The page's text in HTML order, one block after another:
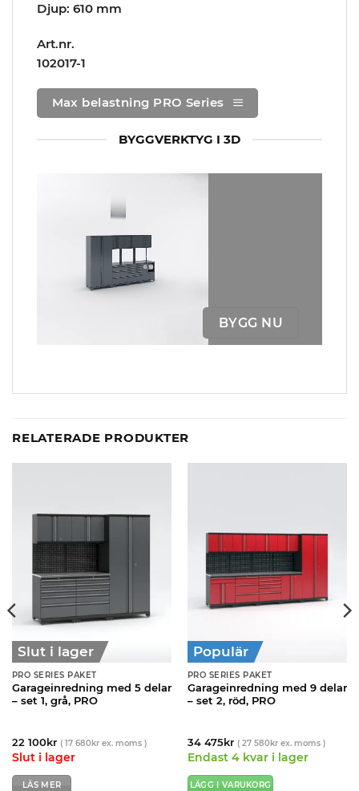
Djup: 610 mm
Art.nr.
102017-1
Max belastning PRO Series
BYGGVERKTYG I 3D
BYGG NU
RELATERADE PRODUKTER
Slut i lager
PRO SERIES PAKET
Garageinredning med 5 delar
– set 1, grå, PRO
22 100kr ( 17 680krex. moms )
Slut i lager
LÄS MER
Populär
PRO SERIES PAKET
Garageinredning med 9 delar
– set 2, röd, PRO
34 475kr ( 27 580krex. moms )
Endast 4 kvar i lager
LÄGG I VARUKORG